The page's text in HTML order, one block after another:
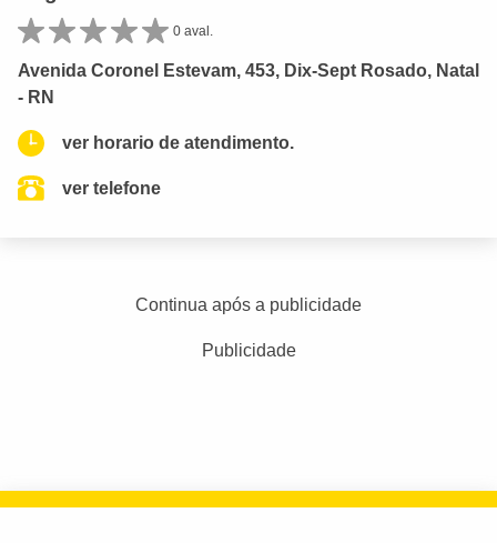
0 aval.
Avenida Coronel Estevam, 453, Dix-Sept Rosado, Natal
- RN
ver horario de atendimento.
ver telefone
Continua após a publicidade
Publicidade